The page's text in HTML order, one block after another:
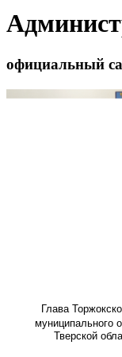
официальный
Глава
муниципального
Тверской